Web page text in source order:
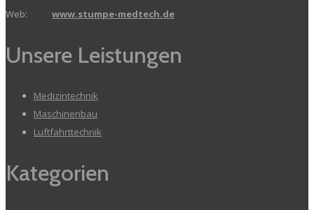
Web: www.stumpe-medtech.de
Unsere Leistungen
Medizintechnik
Maschinenbau
Luftfahrttechnik
Kategorien